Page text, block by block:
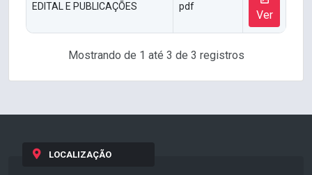
EDITAL E PUBLICAÇÕES pdf
Ver
Mostrando de 1 até 3 de 3 registros
LOCALIZAÇÃO